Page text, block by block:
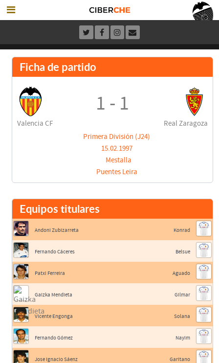
Ficha de partido
Valencia CF
1 - 1
Real Zaragoza
Primera División (J24)
15.02.1997
Mestalla
Puentes Leira
Equipos titulares
Andoni Zubizarreta
Fernando Cáceres
Patxi Ferreira
Gaizka Mendieta
Vicente Engonga
Fernando Gómez
Jose Ignacio Sáenz
Konrad
Belsue
Aguado
Gilmar
Solana
Nayim
Garitano